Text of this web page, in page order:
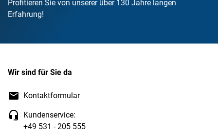
Profitieren Sie von unserer über 130 Jahre langen
Erfahrung!
Wir sind für Sie da
Kontaktformular
Kundenservice:
+49 531 - 205 555